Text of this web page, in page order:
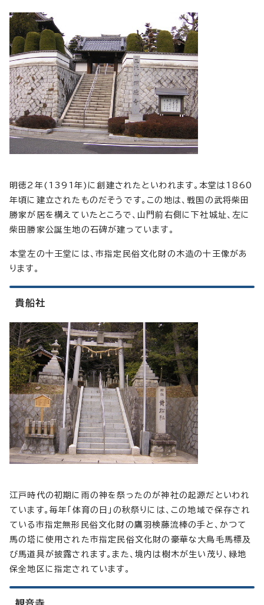
明徳2年(1391年)に創建されたといわれます。本堂は1860
年頃に建立されたものだそうです。この地は、戦国の武将柴田
勝家が居を構えていたところで、山門前右側に下社城址、左に
柴田勝家公誕生地の石碑が建っています。
本堂左の十王堂には、市指定民俗文化財の木造の十王像があ
ります。
貴船社
江戸時代の初期に雨の神を祭ったのが神社の起源だといわれ
ています。毎年「体育の日」の秋祭りには、この地域で保存され
ている市指定無形民俗文化財の鷹羽検藤流棒の手と、かつて
馬の塔に使用された市指定民俗文化財の豪華な大鳥毛馬標及
び馬道具が披露されます。また、境内は樹木が生い茂り、緑地
保全地区に指定されています。